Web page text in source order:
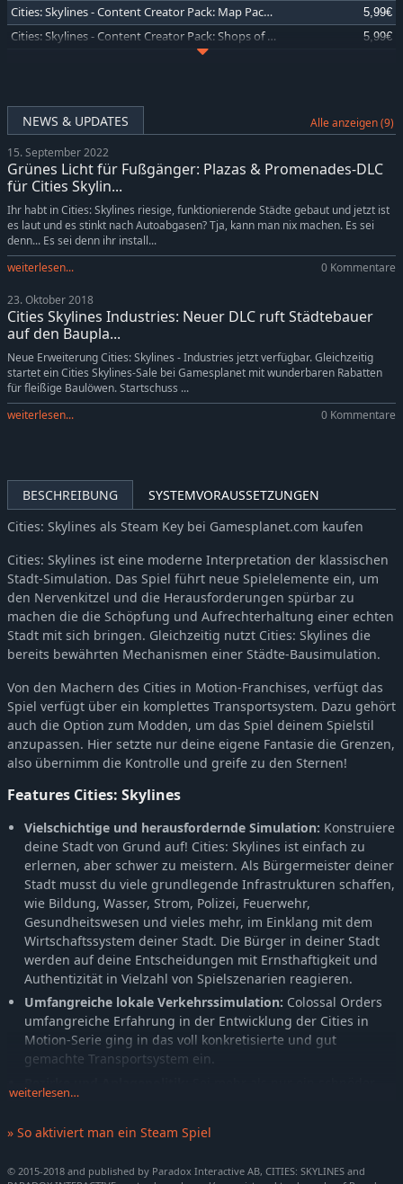
Cities: Skylines - Content Creator Pack: Map Pack 4 5,99€
Cities: Skylines - Content Creator Pack: Shops of Shibuya 5,99€
Cities: Skylines - Alpine Tunes Radio 3,99€
Cities: Skylines - 90's Pop Radio 3,99€
Cities: Skylines - Piano Tunes Radio 3,99€
Cities: Skylines - Content Creator Pack: Railroads of Japan 5,99€
Cities: Skylines - Hotels & Retreats
Cities: Skylines - Rock City Radio 3,99€
Cities: Skylines - Relaxation Station 3,99€
Cities: Skylines - Content Creator Pack: Africa in Miniature -5% 5,69€
Cities: Skylines - 80's Downtown Beat
Cities: Skylines - Financial Districts -10%
Cities: Skylines - African Vibes
Cities: Skylines - Deluxe Edition Upgrade Pack -5%
Cities: Skylines - Content Creator Pack: Shopping Malls -5% 5,69€
Cities: Skylines - Content Creator Pack: Sports Venues -5% 5,69€
Cities: Skylines - Pop-Punk Radio 3,99€
Cities: Skylines - 80's Movies Tunes
Cities: Skylines - Shoreline Radio 3,99€
Cities: Skylines - Paradise Radio
Cities: Skylines - Plazas & Promenades
Cities: Skylines - On Air Radio 3,99€
Cities: Skylines - Calm The Mind Radio 3,99€
Cities: Skylines - Content Creator Pack: Vehicles Of The World
Cities: Skylines - Content Creator Map Pack -5% 4,74€
Cities: Skylines - Airports -10% 11,69€
Cities: Skylines - Content Creator Pack: Modern City Center -10%
Cities: Skylines - Downtown Radio -10% 3,59€
Cities: Skylines - Sunset Harbor
Cities: Skylines - Rail Hawk Radio
Cities: Skylines - Content Creator Pack: Bridges & Piers -5% 4,74€
NEWS & UPDATES Alle anzeigen (9)
15. September 2022
Grünes Licht für Fußgänger: Plazas & Promenades-DLC
für Cities Skylin...
Ihr habt in Cities: Skylines riesige, funktionierende Städte gebaut und jetzt ist
es laut und es stinkt nach Autoabgasen? Tja, kann man nix machen. Es sei
denn... Es sei denn ihr install...
weiterlesen...
0 Kommentare
23. Oktober 2018
Cities Skylines Industries: Neuer DLC ruft Städtebauer
auf den Baupla...
Neue Erweiterung Cities: Skylines - Industries jetzt verfügbar. Gleichzeitig
startet ein Cities Skylines-Sale bei Gamesplanet mit wunderbaren Rabatten
für fleißige Baulöwen. Startschuss ...
weiterlesen...
0 Kommentare
BESCHREIBUNG
SYSTEMVORAUSSETZUNGEN
Cities: Skylines als Steam Key bei Gamesplanet.com kaufen
Cities: Skylines ist eine moderne Interpretation der klassischen
Stadt-Simulation. Das Spiel führt neue Spielelemente ein, um
den Nervenkitzel und die Herausforderungen spürbar zu
machen die die Schöpfung und Aufrechterhaltung einer echten
Stadt mit sich bringen. Gleichzeitig nutzt Cities: Skylines die
bereits bewährten Mechanismen einer Städte-Bausimulation.
Von den Machern des Cities in Motion-Franchises, verfügt das
Spiel verfügt über ein komplettes Transportsystem. Dazu gehört
auch die Option zum Modden, um das Spiel deinem Spielstil
anzupassen. Hier setzte nur deine eigene Fantasie die Grenzen,
also übernimm die Kontrolle und greife zu den Sternen!
Features Cities: Skylines
Vielschichtige und herausfordernde Simulation: Konstruiere
deine Stadt von Grund auf! Cities: Skylines ist einfach zu
erlernen, aber schwer zu meistern. Als Bürgermeister deiner
Stadt musst du viele grundlegende Infrastrukturen schaffen,
wie Bildung, Wasser, Strom, Polizei, Feuerwehr,
Gesundheitswesen und vieles mehr, im Einklang mit dem
Wirtschaftssystem deiner Stadt. Die Bürger in deiner Stadt
werden auf deine Entscheidungen mit Ernsthaftigkeit und
Authentizität in Vielzahl von Spielszenarien reagieren.
Umfangreiche lokale Verkehrssimulation: Colossal Orders
umfangreiche Erfahrung in der Entwicklung der Cities in
Motion-Serie ging in das voll konkretisierte und gut
gemachte Transportsystem ein.
Administrator im Rathaus. Das Einteilen deiner Stadt in
deinen Status auf dem Weg zum Bürgermeister verbessern.
weiterlesen…
» So aktiviert man ein Steam Spiel
© 2015-2018 and published by Paradox Interactive AB, CITIES: SKYLINES and